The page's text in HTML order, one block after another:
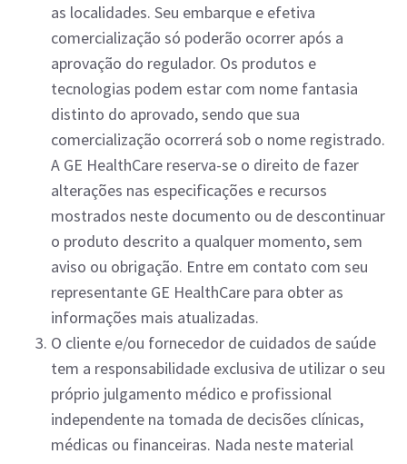
as localidades. Seu embarque e efetiva
comercialização só poderão ocorrer após a
aprovação do regulador. Os produtos e
tecnologias podem estar com nome fantasia
distinto do aprovado, sendo que sua
comercialização ocorrerá sob o nome registrado.
A GE HealthCare reserva-se o direito de fazer
alterações nas especificações e recursos
mostrados neste documento ou de descontinuar
o produto descrito a qualquer momento, sem
aviso ou obrigação. Entre em contato com seu
representante GE HealthCare para obter as
informações mais atualizadas.
O cliente e/ou fornecedor de cuidados de saúde
tem a responsabilidade exclusiva de utilizar o seu
próprio julgamento médico e profissional
independente na tomada de decisões clínicas,
médicas ou financeiras. Nada neste material